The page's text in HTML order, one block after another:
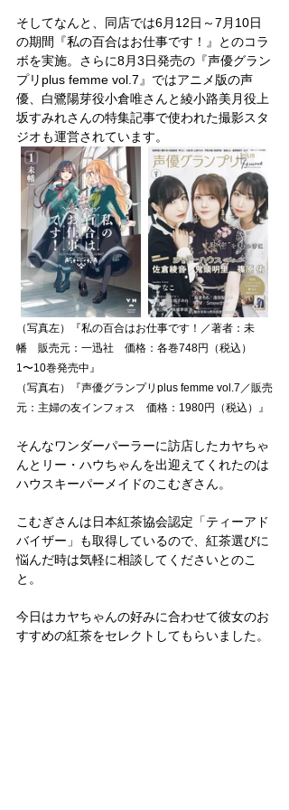
そしてなんと、同店では6月12日～7月10日
の期間『私の百合はお仕事です！』とのコラ
ボを実施。さらに8月3日発売の『声優グラン
プリplus femme vol.7』ではアニメ版の声
優、白鷺陽芽役小倉唯さんと綾小路美月役上
坂すみれさんの特集記事で使われた撮影スタ
ジオも運営されています。
（写真左）『私の百合はお仕事です！／著者：未
幡　販売元：一迅社　価格：各巻748円（税込）
1〜10巻発売中』
（写真右）『声優グランプリplus femme vol.7／販売
元：主婦の友インフォス　価格：1980円（税込）』
そんなワンダーパーラーに訪店したカヤちゃ
んとリー・ハウちゃんを出迎えてくれたのは
ハウスキーパーメイドのこむぎさん。
こむぎさんは日本紅茶協会認定「ティーアド
バイザー」も取得しているので、紅茶選びに
悩んだ時は気軽に相談してくださいとのこ
と。
今日はカヤちゃんの好みに合わせて彼女のお
すすめの紅茶をセレクトしてもらいました。